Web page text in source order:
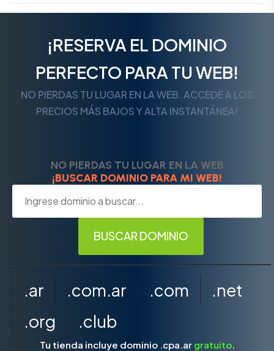
¡RESERVA EL DOMINIO
PERFECTO PARA TU WEB!
NO PIERDAS TU LUGAR EN LA WEB. ACCEDE A LOS
PRECIOS MÁS BAJOS Y ALTA INSTANTÁNEA!
NO PIERDAS TU LUGAR EN LA WEB
¡BUSCAR DOMINIO PARA MI WEB!
.ar .com.ar .com
.net
.org
.club
Tu tienda incluye dominio .cpa.ar gratuito.